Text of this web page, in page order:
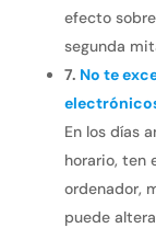
efecto
segunda
7. No te
En los días
horario, ten
ordenador,
puede